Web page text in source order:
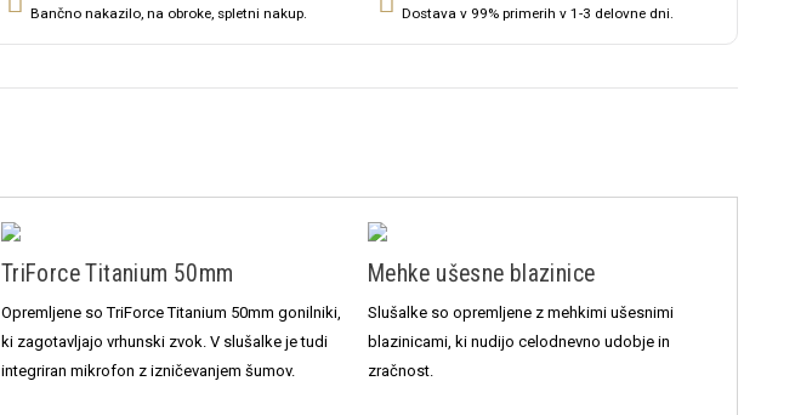
Bančno nakazilo, na obroke, spletni nakup. Dostava v 99% primerih v 1-3 delovne dni.
TriForce Titanium 50mm
Opremljene so TriForce Titanium 50mm gonilniki,
ki zagotavljajo vrhunski zvok. V slušalke je tudi
integriran mikrofon z izničevanjem šumov.
Mehke ušesne blazinice
Slušalke so opremljene z mehkimi ušesnimi
blazinicami, ki nudijo celodnevno udobje in
zračnost.